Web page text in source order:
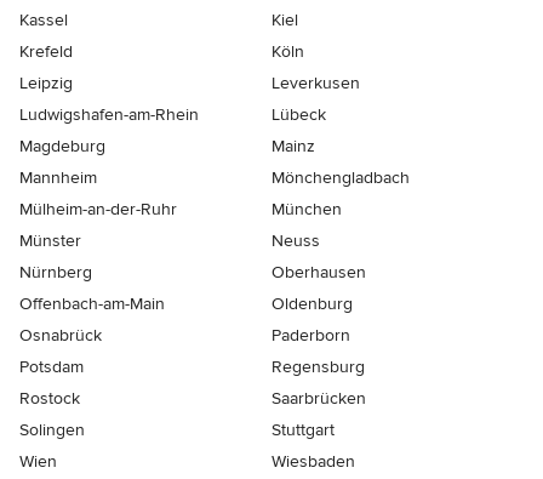
Kassel
Kiel
Krefeld
Köln
Leipzig
Leverkusen
Ludwigshafen-am-Rhein
Lübeck
Magdeburg
Mainz
Mannheim
Mönchen­gladbach
Mülheim-an-der-Ruhr
München
Münster
Neuss
Nürnberg
Oberhausen
Offenbach-am-Main
Oldenburg
Osnabrück
Paderborn
Potsdam
Regensburg
Rostock
Saarbrücken
Solingen
Stuttgart
Wien
Wiesbaden